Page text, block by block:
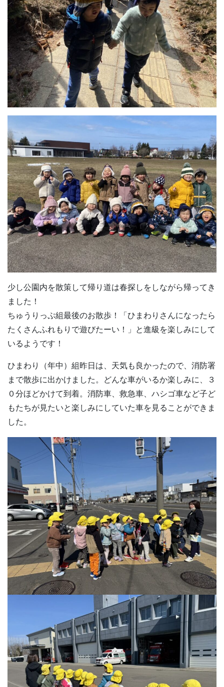
少し公園内を散策して帰り道は春探しをしながら帰ってき
ました！
ちゅうりっぷ組最後のお散歩！「ひまわりさんになったら
たくさんふれもりで遊びたーい！」と進級を楽しみにして
いるようです！
ひまわり（年中）組昨日は、天気も良かったので、消防署
まで散歩に出かけました。どんな車がいるか楽しみに、３
０分ほどかけて到着。消防車、救急車、ハシゴ車など子ど
もたちが見たいと楽しみにしていた車を見ることができま
した。